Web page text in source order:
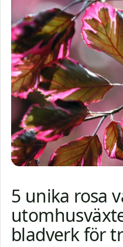
5 unika rosa
bladverk för